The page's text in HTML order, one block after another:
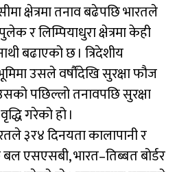
क्षेत्रमा तनाव बढेपछि भारतले
र लिम्पियाधुरा क्षेत्रमा केही
बढाएको छ । त्रिदेशीय
उसले वर्षौंदेखि सुरक्षा फौज
पछिल्लो तनावपछि सुरक्षा
गरेको हो ।
३र४ दिनयता कालापानी र
एसएसबी, भारत–तिब्बत बोर्डर